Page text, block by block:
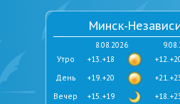
Минск-
8.08.2026
+13..+18
+19..+20
+15..+19
Вечер
День
Утро